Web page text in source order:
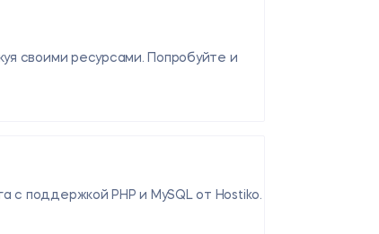
поддержкой PHP и MySQL от Hostiko.
своими ресурсами. Попробуйте и